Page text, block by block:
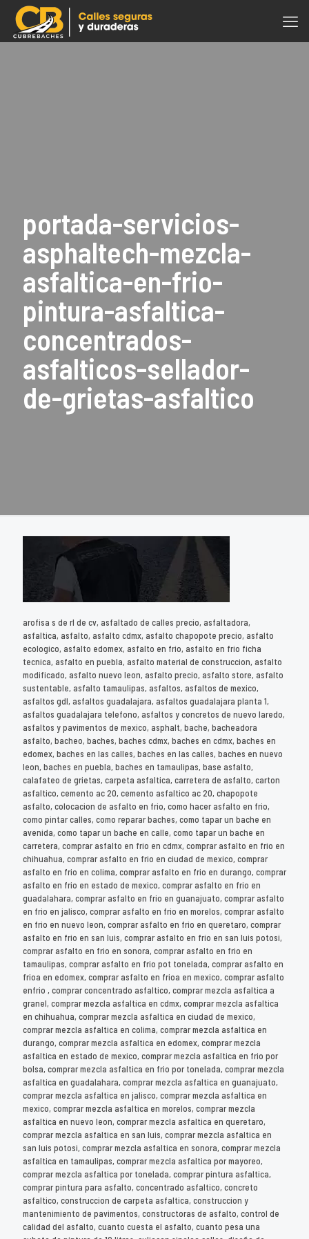
portada-servicios-
asphaltech-mezcla-
asfaltica-en-frio-
pintura-asfaltica-
concentrados-
asfalticos-sellador-
de-grietas-asfaltico
arofisa s de rl de cv, asfaltado de calles precio, asfaltadora,
asfaltica, asfalto, asfalto cdmx, asfalto chapopote precio, asfalto
ecologico, asfalto edomex, asfalto en frio, asfalto en frio ficha
tecnica, asfalto en puebla, asfalto material de construccion, asfalto
modificado, asfalto nuevo leon, asfalto precio, asfalto store, asfalto
sustentable, asfalto tamaulipas, asfaltos, asfaltos de mexico,
asfaltos gdl, asfaltos guadalajara, asfaltos guadalajara planta 1,
asfaltos guadalajara telefono, asfaltos y concretos de nuevo laredo,
asfaltos y pavimentos de mexico, asphalt, bache, bacheadora
asfalto, bacheo, baches, baches cdmx, baches en cdmx, baches en
edomex, baches en las calles, baches en las calles, baches en nuevo
leon, baches en puebla, baches en tamaulipas, base asfalto,
calafateo de grietas, carpeta asfaltica, carretera de asfalto, carton
asfaltico, cemento ac 20, cemento asfaltico ac 20, chapopote
asfalto, colocacion de asfalto en frio, como hacer asfalto en frio,
como pintar calles, como reparar baches, como tapar un bache en
avenida, como tapar un bache en calle, como tapar un bache en
carretera, comprar asfalto en frio en cdmx, comprar asfalto en frio en
chihuahua, comprar asfalto en frio en ciudad de mexico, comprar
asfalto en frio en colima, comprar asfalto en frio en durango, comprar
asfalto en frio en estado de mexico, comprar asfalto en frio en
guadalahara, comprar asfalto en frio en guanajuato, comprar asfalto
en frio en jalisco, comprar asfalto en frio en morelos, comprar asfalto
en frio en nuevo leon, comprar asfalto en frio en queretaro, comprar
asfalto en frio en san luis, comprar asfalto en frio en san luis potosi,
comprar asfalto en frio en sonora, comprar asfalto en frio en
tamaulipas, comprar asfalto en frio pot tonelada, comprar asfalto en
frioa en edomex, comprar asfalto en frioa en mexico, comprar asfalto
enfrio , comprar concentrado asfaltico, comprar mezcla asfaltica a
granel, comprar mezcla asfaltica en cdmx, comprar mezcla asfaltica
en chihuahua, comprar mezcla asfaltica en ciudad de mexico,
comprar mezcla asfaltica en colima, comprar mezcla asfaltica en
durango, comprar mezcla asfaltica en edomex, comprar mezcla
asfaltica en estado de mexico, comprar mezcla asfaltica en frio por
bolsa, comprar mezcla asfaltica en frio por tonelada, comprar mezcla
asfaltica en guadalahara, comprar mezcla asfaltica en guanajuato,
comprar mezcla asfaltica en jalisco, comprar mezcla asfaltica en
mexico, comprar mezcla asfaltica en morelos, comprar mezcla
asfaltica en nuevo leon, comprar mezcla asfaltica en queretaro,
comprar mezcla asfaltica en san luis, comprar mezcla asfaltica en
san luis potosi, comprar mezcla asfaltica en sonora, comprar mezcla
asfaltica en tamaulipas, comprar mezcla asfaltica por mayoreo,
comprar mezcla asfaltica por tonelada, comprar pintura asfaltica,
comprar pintura para asfalto, concentrado asfaltico, concreto
asfaltico, construccion de carpeta asfaltica, construccion y
mantenimiento de pavimentos, constructoras de asfalto, control de
calidad del asfalto, cuanto cuesta el asfalto, cuanto pesa una